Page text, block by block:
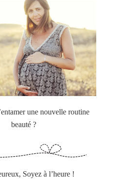
une nouvelle routine
beauté ?
Soyez à l’heure !